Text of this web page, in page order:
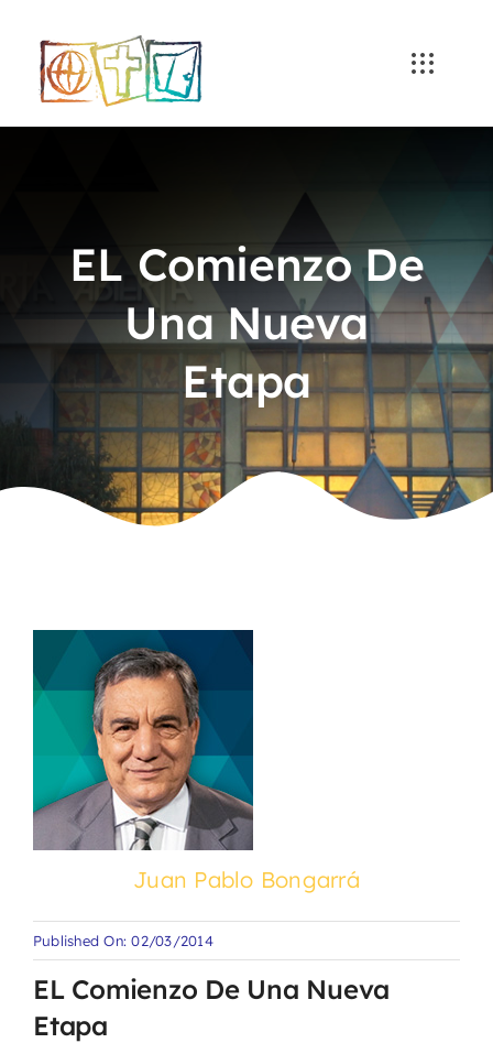
content
EL Comienzo De
Una Nueva
Etapa
Juan Pablo Bongarrá
Published On: 02/03/2014
EL Comienzo De Una Nueva
Etapa